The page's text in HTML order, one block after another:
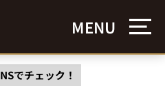
MENU
でチェック！